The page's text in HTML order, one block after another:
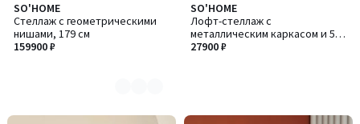
SO'HOME
Стеллаж с геометрическими
нишами, 179 см
159900 ₽
Количество
цветов:
2
SO'HOME
Лофт-стеллаж с
металлическим каркасом и 5
полками
27900 ₽